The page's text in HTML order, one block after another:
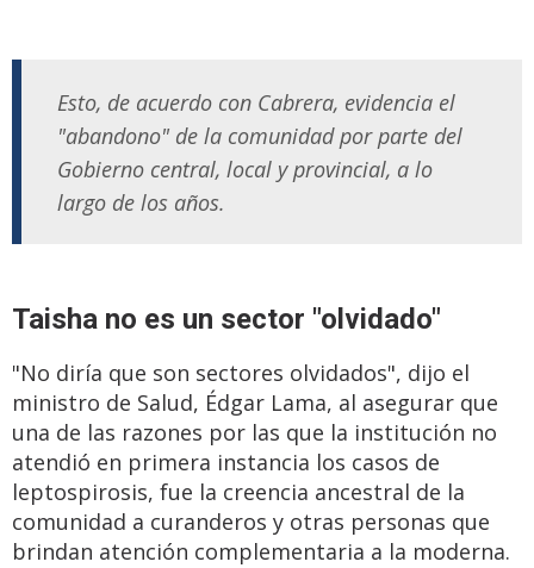
Esto, de acuerdo con Cabrera, evidencia el
"abandono" de la comunidad por parte del
Gobierno central, local y provincial, a lo
largo de los años.
Taisha no es un sector "olvidado"
"No diría que son sectores olvidados", dijo el
ministro de Salud, Édgar Lama, al asegurar que
una de las razones por las que la institución no
atendió en primera instancia los casos de
leptospirosis, fue la creencia ancestral de la
comunidad a curanderos y otras personas que
brindan atención complementaria a la moderna.